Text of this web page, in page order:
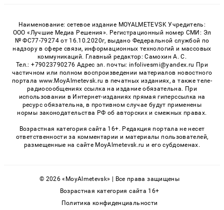
Наименование: сетевое издание MOYALMETEVSK Учредитель:
ООО «Лучшие Медиа Решения». Регистрационный номер СМИ: Эл
№ ФС77-79274 от 16.10.2020г, выдано Федеральной службой по
надзору в сфере связи, информационных технологий и массовых
коммуникаций. Главный редактор: Самохин А. С.
Тел.: +79023790276 Адрес эл. почты: infolivesmi@yandex.ru При
частичном или полном воспроизведении материалов новостного
портала www.MoyAlmetevsk.ru в печатных изданиях, а также теле-
радиосообщениях ссылка на издание обязательна. При
использовании в Интернет-изданиях прямая гиперссылка на
ресурс обязательна, в противном случае будут применены
нормы законодательства РФ об авторских и смежных правах.
Возрастная категория сайта 16+. Редакция портала не несет
ответственности за комментарии и материалы пользователей,
размещенные на сайте MoyAlmetevsk.ru и его субдоменах.
© 2026 «MoyAlmetevsk» | Все права защищены
Возрастная категория сайта 16+
Политика конфиденциальности